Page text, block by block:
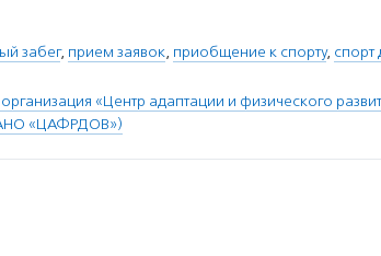
забег, прием заявок, приобщение к спорту, спорт
«Центр адаптации и физического
«ЦАФРДОВ»)